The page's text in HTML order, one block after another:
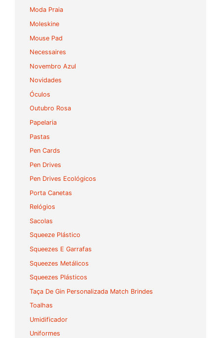
Moda Praia
Moleskine
Mouse Pad
Necessaires
Novembro Azul
Novidades
Óculos
Outubro Rosa
Papelaria
Pastas
Pen Cards
Pen Drives
Pen Drives Ecológicos
Porta Canetas
Relógios
Sacolas
Squeeze Plástico
Squeezes E Garrafas
Squeezes Metálicos
Squeezes Plásticos
Taça De Gin Personalizada Match Brindes
Toalhas
Umidificador
Uniformes